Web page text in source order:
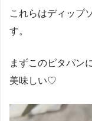
これらはディップ
す。
まずこのピタパン
美味しい♡